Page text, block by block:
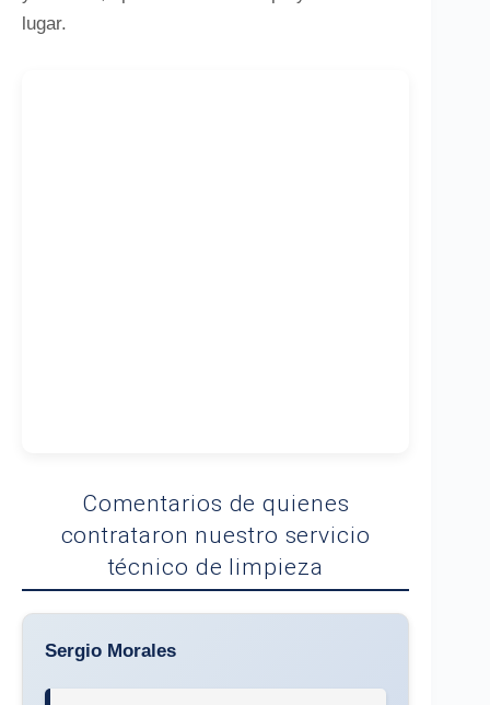
lugar.
Comentarios de quienes
contrataron nuestro servicio
técnico de limpieza
Sergio Morales